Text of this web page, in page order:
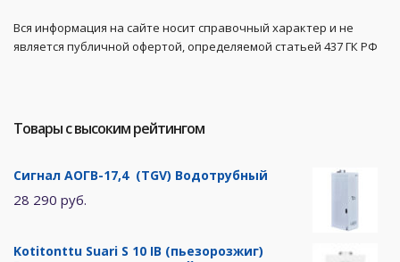
Вся информация на сайте носит справочный характер и не
является публичной офертой, определяемой статьей 437 ГК РФ
Товары с высоким рейтингом
Сигнал АОГВ-17,4 (TGV) Водотрубный
28 290 руб.
Kotitonttu Suari S 10 IB (пьезорозжиг)